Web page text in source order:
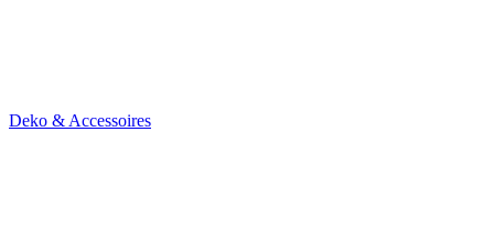
Deko & Accessoires